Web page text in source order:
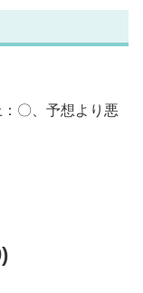
〇、予想より悪